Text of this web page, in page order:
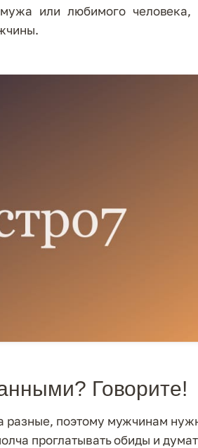
или любимого человека,
Говорите!
разные, поэтому мужчинам
проглатывать обиды и